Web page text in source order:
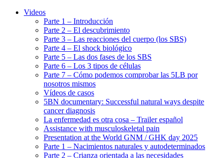
Videos
Parte 1 – Introducción
Parte 2 – El descubrimiento
Parte 3 – Las reacciones del cuerpo (los SBS)
Parte 4 – El shock biológico
Parte 5 – Las dos fases de los SBS
Parte 6 – Los 3 tipos de células
Parte 7 – Cómo podemos comprobar las 5LB por
nosotros mismos
Vídeos de casos
5BN documentary: Successful natural ways despite
cancer diagnosis
La enfermedad es otra cosa – Trailer español
Assistance with musculoskeletal pain
Presentation at the World GNM / GHK day 2025
Parte 1 – Nacimientos naturales y autodeterminados
Parte 2 – Crianza orientada a las necesidades